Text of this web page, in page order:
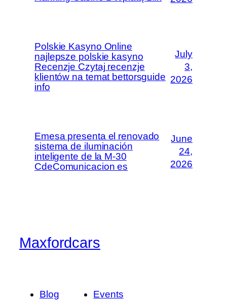
Polskie Kasyno Online
najlepsze polskie kasyno
Recenzje Czytaj recenzje
klientów na temat bettorsguide
info
July
3,
2026
Emesa presenta el renovado
sistema de iluminación
inteligente de la M-30
CdeComunicacion es
June
24,
2026
Maxfordcars
Blog
Events